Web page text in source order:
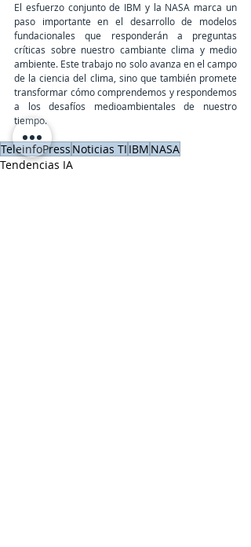
El esfuerzo conjunto de IBM y la NASA marca un
paso importante en el desarrollo de modelos
fundacionales que responderán a preguntas
críticas sobre nuestro cambiante clima y medio
ambiente. Este trabajo no solo avanza en el campo
de la ciencia del clima, sino que también promete
transformar cómo comprendemos y respondemos
a los desafíos medioambientales de nuestro
tiempo.
TeleinfoPress Noticias TI IBM NASA
Tendencias IA